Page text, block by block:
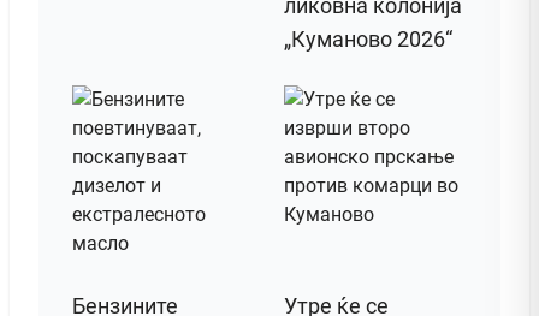
ликовна колонија
„Куманово 2026“
Бензините
Утре ќе се